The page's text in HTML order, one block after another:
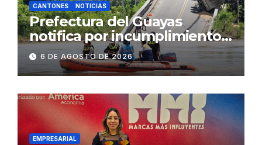
CANTONES NOTICIAS
Prefectura del Guayas
notifica por incumplimiento
contractual a la
Concesionaria CONORTE y
exige celeridad en
desmontaje del puente
Gonzalo Icaza Cornejo, en
Daule
6 DE AGOSTO DE 2026
EMPRESARIAL